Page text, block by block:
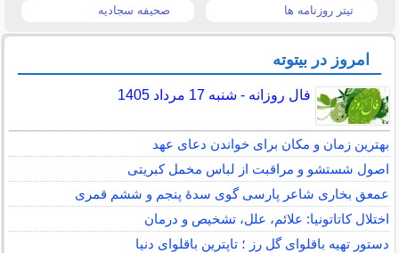
تیتر روزنامه ها صحیفه سجادیه
امروز در بیتوته
فال روزانه - شنبه 17 مرداد 1405
بهترین زمان و مکان برای خواندن دعای عهد
اصول شستشو و مراقبت از لباس مخمل کبریتی
عمعق بخاری شاعر پارسی گوی سدهٔ پنجم و ششم قمری
اختلال کاتاتونیا: علائم، علل، تشخیص و درمان
دستور تهیه باقلوای گل رز ؛ تاپترین باقلوای دنیا